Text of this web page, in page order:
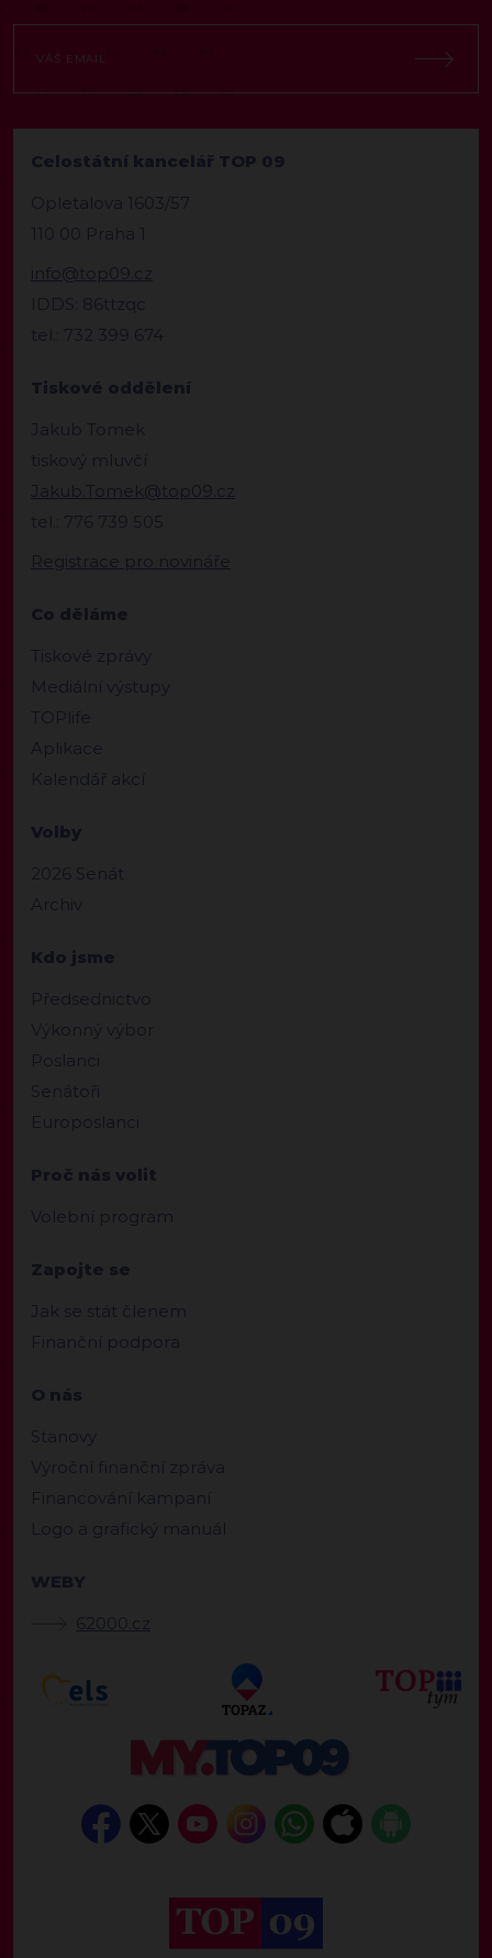
Celostátní kancelář TOP 09
Opletalova 1603/57
110 00 Praha 1
info@top09.cz
IDDS: 86ttzqc
tel.: 732 399 674
Tiskové oddělení
Jakub Tomek
tiskový mluvčí
Jakub.Tomek@top09.cz
tel.: 776 739 505
Registrace pro novináře
Co děláme
Tiskové zprávy
Mediální výstupy
TOPlife
Aplikace
Kalendář akcí
Volby
2026 Senát
Archiv
Kdo jsme
Předsednictvo
Výkonný výbor
Poslanci
Senátoři
Europoslanci
Proč nás volit
Volební program
Zapojte se
Jak se stát členem
Finanční podpora
O nás
Stanovy
Výroční finanční zpráva
Financování kampaní
Logo a grafický manuál
WEBY
62000.cz